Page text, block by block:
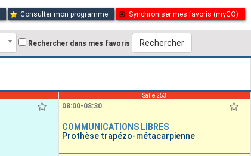
Consulter mon programme Synchroniser mes favoris (myCO)
Rechercher dans mes favoris Rechercher
Salle 253
08:00-08:30
COMMUNICATIONS LIBRES
Prothèse trapézo-métacarpienne